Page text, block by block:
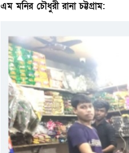
এম মনির চৌধুরী রানা চট্টগ্রাম: